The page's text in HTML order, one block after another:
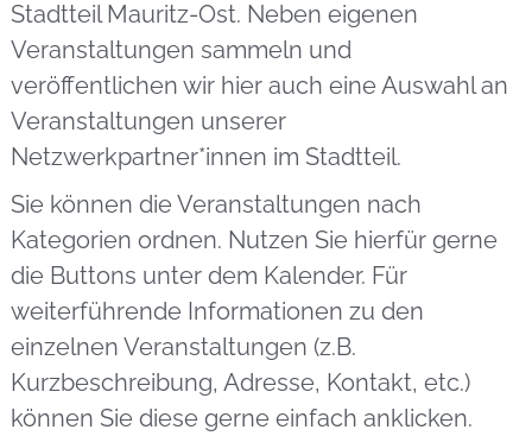
Stadtteil Mauritz-Ost. Neben eigenen
Veranstaltungen sammeln und
veröffentlichen wir hier auch eine Auswahl an
Veranstaltungen unserer
Netzwerkpartner*innen im Stadtteil.
Sie können die Veranstaltungen nach
Kategorien ordnen. Nutzen Sie hierfür gerne
die Buttons unter dem Kalender. Für
weiterführende Informationen zu den
einzelnen Veranstaltungen (z.B.
Kurzbeschreibung, Adresse, Kontakt, etc.)
können Sie diese gerne einfach anklicken.